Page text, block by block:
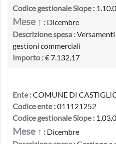
Codice gestionale Siope :
Mese ↑ : Dicembre
Descrizione spesa :
gestioni commerciali
Importo :€ 7.132,17
Ente :COMUNE DI
Codice ente :011121252
Codice gestionale Siope :
Mese ↑ : Dicembre